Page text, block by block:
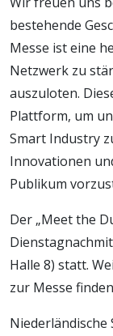
bestehende
Messe ist eine
Netzwerk zu
auszuloten.
Plattform, um
Smart Industry
Innovationen
Publikum
Der „Meet the
Halle 8) statt.
zur Messe
Niederländische